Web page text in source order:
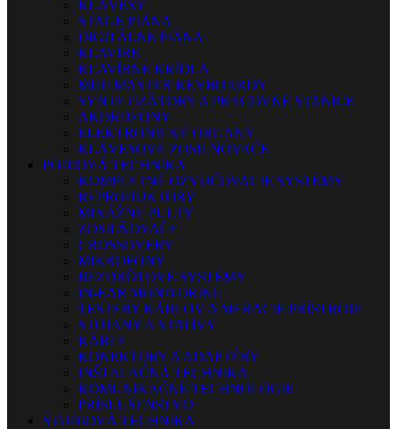
KLÁVESY
STAGE PIÁNA
DIGITÁLNE PIÁNA
KLAVÍRE
KLAVÍRNE KRÍDLA
MIDI MASTER KEYBOARDY
SYNTETIZÁTORY A PRACOVNÉ STANICE
AKORDEÓNY
ELEKTRONICKÉ ORGANY
KLÁVESOVÉ ZOSILŇOVAČE
PÓDIOVÁ TECHNIKA
KOMPLETNÉ OZVUČOVACIE SYSTÉMY
REPRODUKTORY
MIXÁŽNE PULTY
ZOSILŇOVAČE
CROSSOVERY
MIKROFÓNY
BEZDRÔTOVÉ SYSTÉMY
IN-EAR MONITORING
TESTERY KÁBLOV A MERACIE PRÍSTROJE
STOJANY A STATÍVY
KÁBLE
KONEKTORY A ADAPTÉRY
INŠTALAČNÁ TECHNIKA
KOMUNIKAČNÉ TECHNOLÓGIE
PRÍSLUŠENSTVO
ŠTÚDIOVÁ TECHNIKA